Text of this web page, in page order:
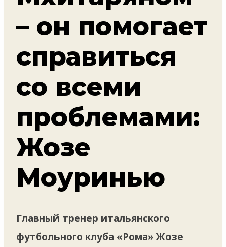
– он помогает
справиться
со всеми
проблемами:
Жозе
Моуринью
Главный тренер итальянского
футбольного клуба «Рома» Жозе